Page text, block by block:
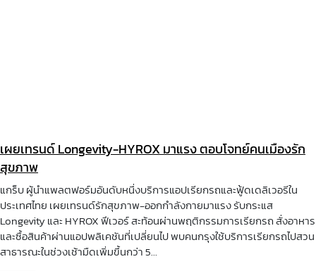
เผยเทรนด์ Longevity-HYROX มาแรง ตอบโจทย์คนเมืองรัก
สุขภาพ
แกร็บ ผู้นำแพลตฟอร์มอันดับหนึ่งบริการแอปเรียกรถและฟู้ดเดลิเวอรีใน
ประเทศไทย เผยเทรนด์รักสุขภาพ-ออกกำลังกายมาแรง รับกระแส
Longevity และ HYROX ฟีเวอร์ สะท้อนผ่านพฤติกรรมการเรียกรถ สั่งอาหาร
และซื้อสินค้าผ่านแอปพลิเคชันที่เปลี่ยนไป พบคนกรุงใช้บริการเรียกรถไปสวน
สาธารณะในช่วงเช้ามืดเพิ่มขึ้นกว่า 5...